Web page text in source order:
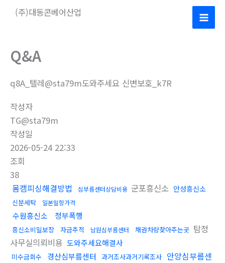
(주)대동콘베어산업
Main
Q&A
q8A_텔레@sta79m도와주세요 신변보호_k7R
작성자
TG@sta79m
작성일
2026-05-24 22:33
조회
38
몸캠피싱해결방법
심부름센터상담비용 군포흥신소 안성흥신소
신분세탁 일본밀항가격
수원흥신소 청부폭행
흥신소비밀보장 자금추적 남원심부름센터 채권차량찾아주는곳 탐정
사무실의뢰비용 도와주세요해결사
미수금회수 경산심부름센터 과거조사과거기록조사 안양심부름센